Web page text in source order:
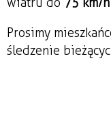
Prosimy
śledzenie